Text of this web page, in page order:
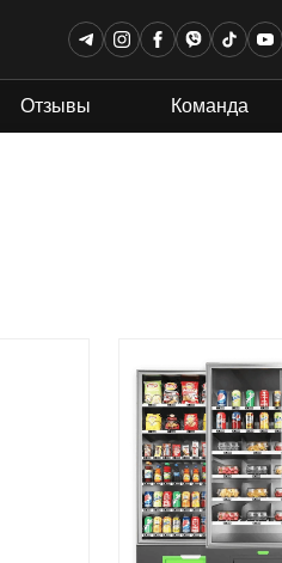
Отзывы Команда